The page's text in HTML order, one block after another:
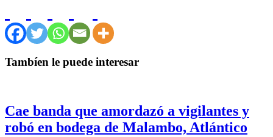
Tambíen le puede interesar
Cae banda que amordazó a vigilantes y
robó en bodega de Malambo, Atlántico